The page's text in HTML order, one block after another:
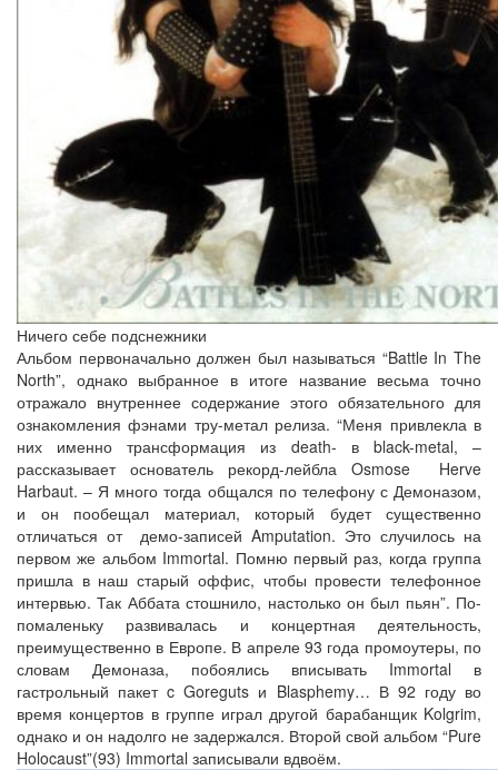
Ничего себе подснежники
Альбом первоначально должен был называться “Battle In The
North”, однако выбранное в итоге название весьма точно
отражало внутреннее содержание этого обязательного для
ознакомления фэнами тру-метал релиза. “Меня привлекла в
них именно трансформация из death- в black-metal, –
рассказывает основатель рекорд-лейбла Osmose Herve
Harbaut. – Я много тогда общался по телефону с Демоназом,
и он пообещал материал, который будет существенно
отличаться от демо-записей Amputation. Это случилось на
первом же альбом Immortal. Помню первый раз, когда группа
пришла в наш старый оффис, чтобы провести телефонное
интервью. Так Аббата стошнило, настолько он был пьян”. По-
помаленьку развивалась и концертная деятельность,
преимущественно в Европе. В апреле 93 года промоутеры, по
словам Демоназа, побоялись вписывать Immortal в
гастрольный пакет c Goreguts и Blasphemy… В 92 году во
время концертов в группе играл другой барабанщик Kolgrim,
однако и он надолго не задержался. Второй свой альбом “Pure
Holocaust”(93) Immortal записывали вдвоём.